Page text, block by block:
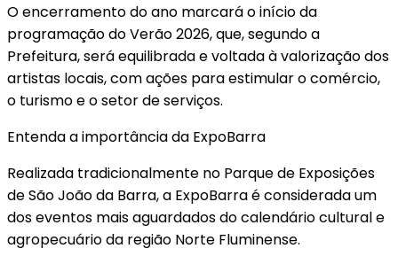
O encerramento do ano marcará o início da
programação do Verão 2026, que, segundo a
Prefeitura, será equilibrada e voltada à valorização dos
artistas locais, com ações para estimular o comércio,
o turismo e o setor de serviços.
Entenda a importância da ExpoBarra
Realizada tradicionalmente no Parque de Exposições
de São João da Barra, a ExpoBarra é considerada um
dos eventos mais aguardados do calendário cultural e
agropecuário da região Norte Fluminense.